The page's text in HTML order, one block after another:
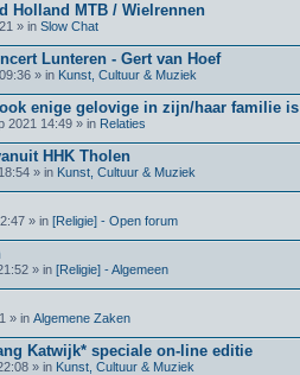
Holland MTB / Wielrennen
» in Slow Chat
Lunteren - Gert van Hoef
» in Kunst, Cultuur & Muziek
enige gelovige in zijn/haar familie is
2021 14:49 » in Relaties
HHK Tholen
» in Kunst, Cultuur & Muziek
» in [Religie] - Open forum
» in [Religie] - Algemeen
» in Algemene Zaken
Katwijk* speciale on-line editie
» in Kunst, Cultuur & Muziek